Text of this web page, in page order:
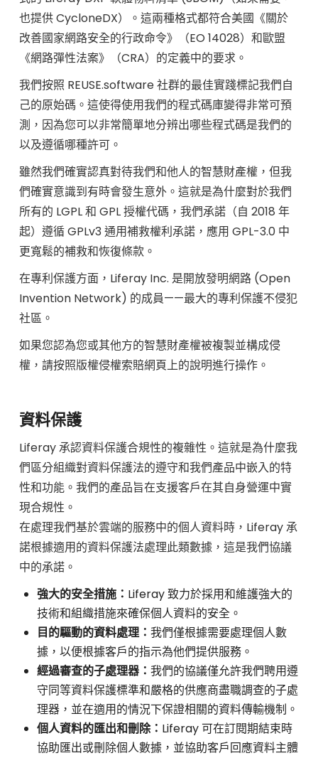
也提供 CycloneDX）。這兩種格式都符合美國《關於
改善國家網路安全的行政命令》（EO 14028）和歐盟
《網路彈性法案》（CRA）的定義中的要求。
我們按照 REUSE.software 社群的最佳實踐標記我們自
己的原始碼。這使得使用我們的程式碼庫變得非常可預
測，因為您可以非常簡單地分辨出哪些程式碼是我們的
以及遵循哪種許可。
雖然我們確實認真對待我們和他人的智慧財產權，但我
們確實意識到有時會發生意外。這就是為什麼對於我們
所有的 LGPL 和 GPL 授權代碼，我們承諾（自 2018 年
起）遵循 GPLv3 通用補救權利承諾，應用 GPL-3.0 中
更寬鬆的補救和恢復條款。
在專利保護方面，Liferay Inc. 是開放發明網路 (Open
Invention Network) 的成員——最大的專利保護不侵犯
社區。
如果您認為您或其他方的智慧財產權被複製並構成侵
權，請按照版權侵權索賠網頁上的說明進行操作。
資料保護
Liferay 承認資料保護合規性的複雜性。這就是為什麼我
們區分組織對資料保護法的遵守和我們產品中嵌入的特
性和功能。我們的產品旨在支援客戶在其自身營運中實
現合規性。
在處理我們基於雲端的服務中的個人資料時，Liferay 承
諾根據適用的資料保護法處理此類數據，這是我們協議
中的承諾。
強大的安全措施： Liferay 致力於採用和維護強大的
技術和組織措施來確保個人資料的安全。
目的驅動的資料處理：我們僅根據需要處理個人數
據，以便根據客戶的指示為他們提供服務。
經過審查的子處理器：我們的協議僅允許我們聘用遵
守同等資料保護標準和嚴格的供應商盡職調查的子處
理器，並在適用的情況下保證相關的資料傳輸機制。
個人資料的匯出和刪除： Liferay 可在訂閱期結束時
協助匯出或刪除個人數據，並協助客戶回應資料主體